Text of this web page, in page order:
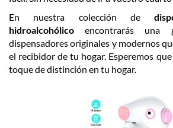
En nuestra colección de
hidroalcohólico encontrarás una
dispensadores originales y modernos
el recibidor de tu hogar. Esperemos
toque de distinción en tu hogar.